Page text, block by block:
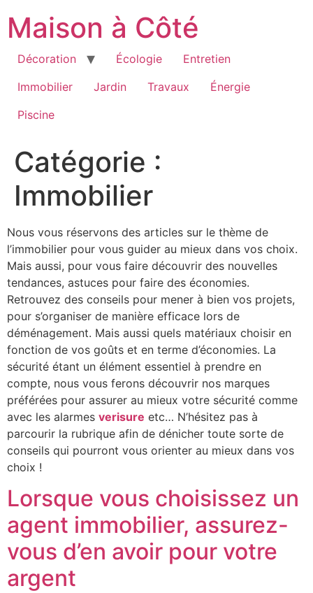
contenu
Maison à Côté
Décoration Écologie
Entretien
Immobilier
Jardin Travaux
Énergie
Piscine
Catégorie :
Immobilier
Nous vous réservons des articles sur le thème de
l’immobilier pour vous guider au mieux dans vos choix.
Mais aussi, pour vous faire découvrir des nouvelles
tendances, astuces pour faire des économies.
Retrouvez des conseils pour mener à bien vos projets,
pour s’organiser de manière efficace lors de
déménagement. Mais aussi quels matériaux choisir en
fonction de vos goûts et en terme d’économies. La
sécurité étant un élément essentiel à prendre en
compte, nous vous ferons découvrir nos marques
préférées pour assurer au mieux votre sécurité comme
avec les alarmes verisure etc… N’hésitez pas à
parcourir la rubrique afin de dénicher toute sorte de
conseils qui pourront vous orienter au mieux dans vos
choix !
Lorsque vous choisissez un
agent immobilier, assurez-
vous d’en avoir pour votre
argent